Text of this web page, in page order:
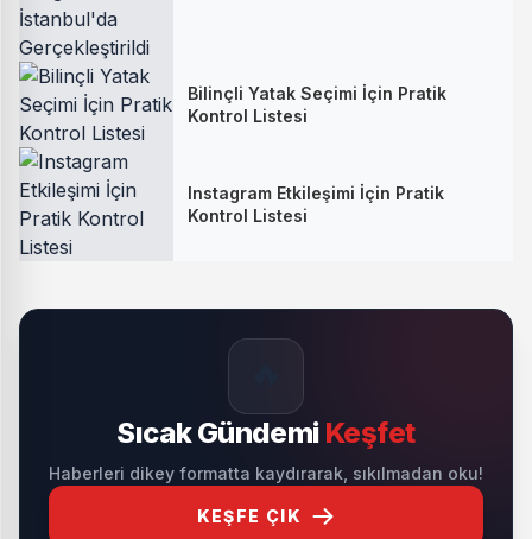
Bilinçli Yatak Seçimi İçin Pratik
Kontrol Listesi
Instagram Etkileşimi İçin Pratik
Kontrol Listesi
Sıcak Gündemi Keşfet
Haberleri dikey formatta kaydırarak, sıkılmadan oku!
KEŞFE ÇIK